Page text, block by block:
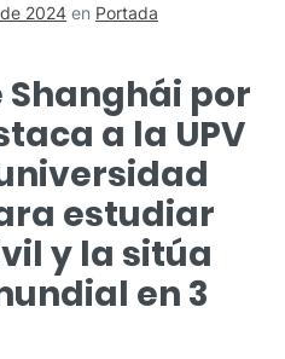
2024 en Portada
Shanghái por
a la UPV
estudiar
y la sitúa
en 3